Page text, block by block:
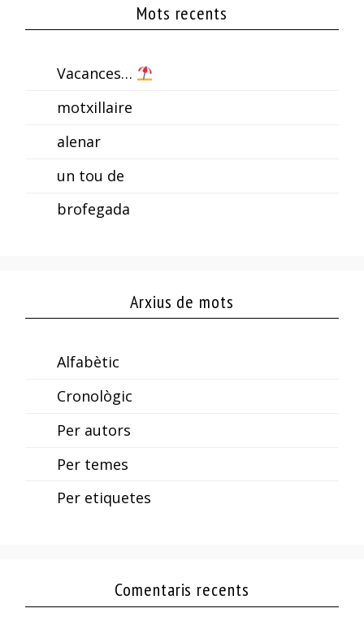
Mots recents
Vacances…
motxillaire
alenar
un tou de
brofegada
Arxius de mots
Alfabètic
Cronològic
Per autors
Per temes
Per etiquetes
Comentaris recents